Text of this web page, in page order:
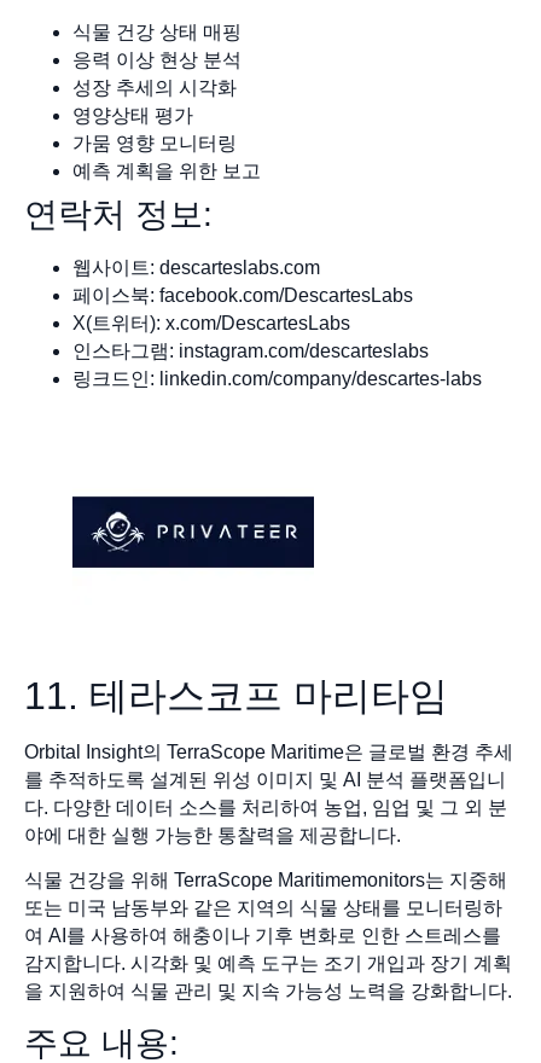
식물 건강 상태 매핑
응력 이상 현상 분석
성장 추세의 시각화
영양상태 평가
가뭄 영향 모니터링
예측 계획을 위한 보고
연락처 정보:
웹사이트: descarteslabs.com
페이스북: facebook.com/DescartesLabs
X(트위터): x.com/DescartesLabs
인스타그램: instagram.com/descarteslabs
링크드인: linkedin.com/company/descartes-labs
11. 테라스코프 마리타임
Orbital Insight의 TerraScope Maritime은 글로벌 환경 추세
를 추적하도록 설계된 위성 이미지 및 AI 분석 플랫폼입니
다. 다양한 데이터 소스를 처리하여 농업, 임업 및 그 외 분
야에 대한 실행 가능한 통찰력을 제공합니다.
식물 건강을 위해 TerraScope Maritimemonitors는 지중해
또는 미국 남동부와 같은 지역의 식물 상태를 모니터링하
여 AI를 사용하여 해충이나 기후 변화로 인한 스트레스를
감지합니다. 시각화 및 예측 도구는 조기 개입과 장기 계획
을 지원하여 식물 관리 및 지속 가능성 노력을 강화합니다.
주요 내용: